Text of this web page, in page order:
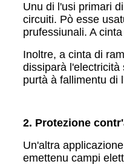
Unu di l'usi primari
circuiti. Pò esse
prufessiunali. A
Inoltre, a cinta di
dissiparà
purtà à fallimentu di
2. Protezione
Un'altra
emettenu campi